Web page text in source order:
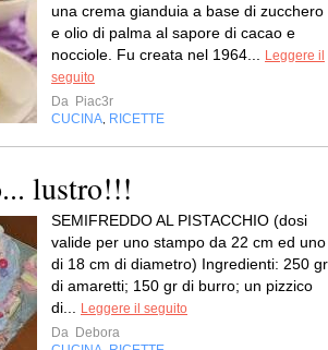
una crema gianduia a base di zucchero
e olio di palma al sapore di cacao e
nocciole. Fu creata nel 1964...
Leggere il
seguito
Da Piac3r
CUCINA RICETTE
lustro!!!
SEMIFREDDO AL PISTACCHIO (dosi
valide per uno stampo da 22 cm ed uno
di 18 cm di diametro) Ingredienti: 250 gr
di amaretti; 150 gr di burro; un pizzico
di...
Leggere il seguito
Da Debora